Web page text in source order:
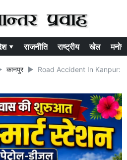
▾ राजनीति राष्ट्रीय खेल
कानपुर Road Accident In Kanpur: